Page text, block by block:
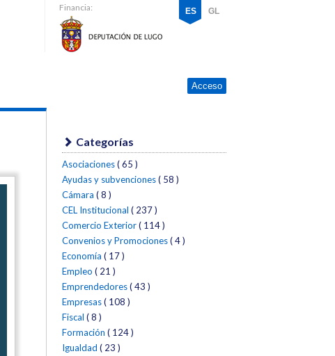
Financia: ES GL
Acceso
Categorías
Asociaciones( 65 )
Ayudas y subvenciones( 58 )
Cámara ( 8 )
CEL Institucional ( 237 )
Comercio Exterior( 114 )
Convenios y Promociones( 4 )
Economía ( 17 )
Empleo ( 21 )
Emprendedores( 43 )
Empresas( 108 )
Fiscal ( 8 )
Formación ( 124 )
Igualdad ( 23 )